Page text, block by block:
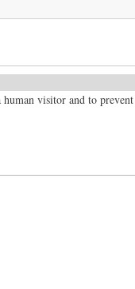
visitor and to prevent